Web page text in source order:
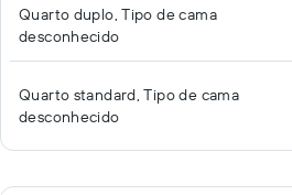
Quarto duplo, Tipo de cama
desconhecido
Quarto standard, Tipo de cama
desconhecido